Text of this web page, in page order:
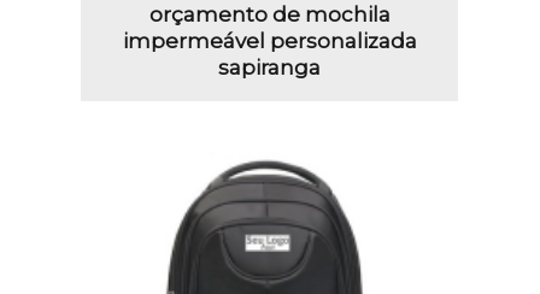
orçamento de mochila
impermeável personalizada
sapiranga